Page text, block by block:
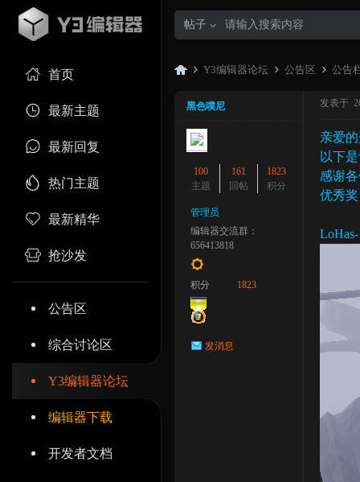
首页
最新主题
最新回复
热门主题
最新精华
抢沙发
公告区
综合讨论区
Y3编辑器论坛
编辑器下载
开发者文档
帖子
»
Y3编辑器论坛 公告区 公告
黑色噗尼
100
主题
161
回帖
1823
积分
管理员
编辑器交流群：
656413818
积分 1823
发消息
发表于
亲爱
以下
感谢
优秀